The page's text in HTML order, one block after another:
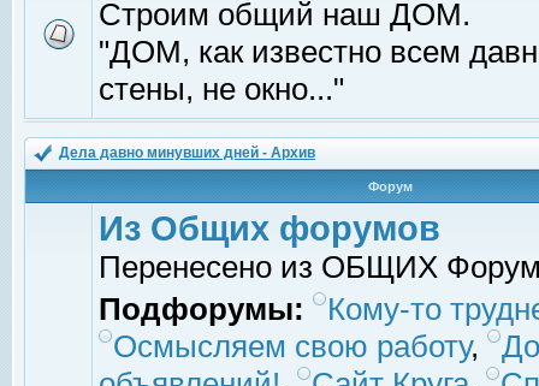
Строим общий наш ДОМ.
"ДОМ, как известно всем
стены, не окно..."
Дела давно минувших дней - Архив
Форум
Из Общих форумов
Перенесено из ОБЩИХ
Подфорумы:
Кому-то
Осмысляем свою работу,